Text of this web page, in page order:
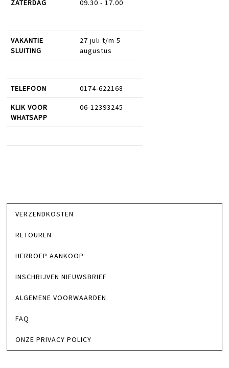
ZATERDAG 09.30 - 17.00
VAKANTIE
SLUITING
27 juli t/m 5
augustus
TELEFOON 0174-622168
KLIK VOOR
WHATSAPP
06-12393245
VERZENDKOSTEN
RETOUREN
HERROEP AANKOOP
INSCHRIJVEN NIEUWSBRIEF
ALGEMENE VOORWAARDEN
FAQ
ONZE PRIVACY POLICY